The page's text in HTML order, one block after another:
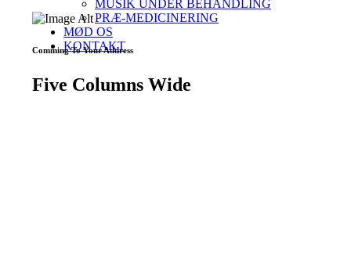
MUSIK UNDER BEHANDLING
PRÆ-MEDICINERING
MØD OS
KONTAKT
Comming To Your Address
Five Columns Wide